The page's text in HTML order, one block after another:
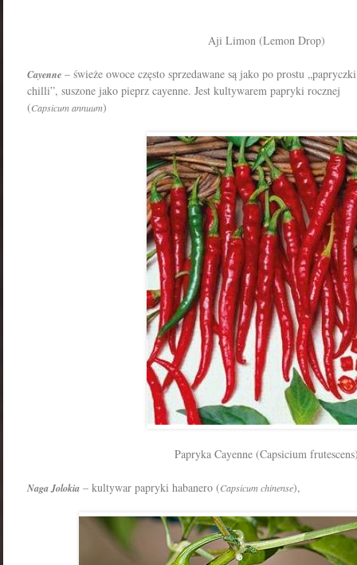
Aji Limon (Lemon Drop)
Cayenne – świeże owoce często sprzedawane są jako po prostu „papryczki
chilli”, suszone jako pieprz cayenne. Jest kultywarem papryki rocznej
(Capsicum annuum)
Papryka Cayenne (Capsicium
Naga Jolokia – kultywar papryki habanero (Capsicum chinense),